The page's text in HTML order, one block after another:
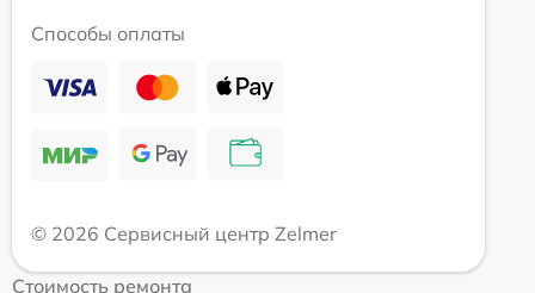
Способы оплаты
© 2026 Сервисный центр Zelmer
Стоимость ремонта